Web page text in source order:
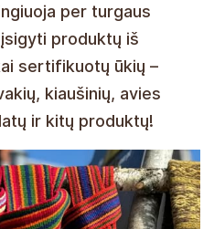
per turgaus
produktų iš
sertifikuotų ūkių –
kiaušinių, avies
ir kitų produktų!